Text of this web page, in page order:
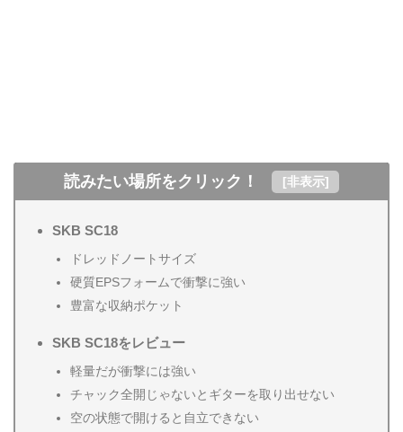
読みたい場所をクリック！ [非表示]
SKB SC18
ドレッドノートサイズ
硬質EPSフォームで衝撃に強い
豊富な収納ポケット
SKB SC18をレビュー
軽量だが衝撃には強い
チャック全開じゃないとギターを取り出せない
空の状態で開けると自立できない